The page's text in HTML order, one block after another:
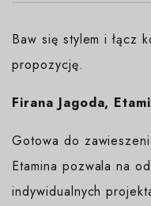
Baw się stylem i łącz
propozycję.
Firana Jagoda,
Gotowa do
Etamina pozwala na
indywidualnych